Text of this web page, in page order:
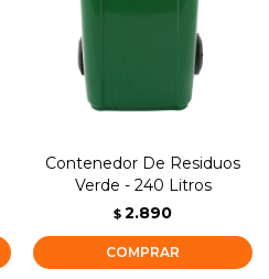
Contenedor De Residuos
Verde - 240 Litros
$ 2.890